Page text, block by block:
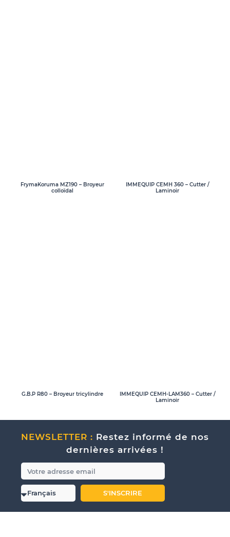
FrymaKoruma MZ190 – Broyeur
colloïdal
IMMEQUIP CEMH 360 – Cutter /
Laminoir
G.B.P R80 – Broyeur tricylindre
IMMEQUIP CEMH-LAM360 – Cutter /
Laminoir
NEWSLETTER : Restez informé de nos
dernières arrivées !
S'INSCRIRE